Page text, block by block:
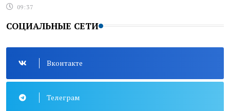
09:37
СОЦИАЛЬНЫЕ СЕТИ
Вконтакте
Телеграм